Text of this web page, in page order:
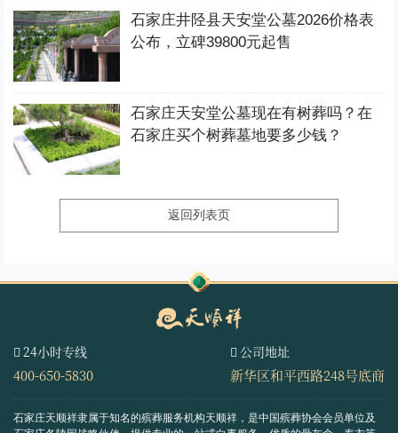
石家庄井陉县天安堂公墓2026价格表
公布，立碑39800元起售
石家庄天安堂公墓现在有树葬吗？在
石家庄买个树葬墓地要多少钱？
返回列表页
24小时专线
400-650-5830
公司地址
新华区和平西路248号底商
石家庄天顺祥隶属于知名的殡葬服务机构天顺祥，是中国殡葬协会会员单位及